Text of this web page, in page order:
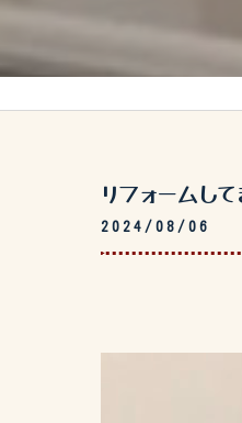
リフォームし
2024/08/06